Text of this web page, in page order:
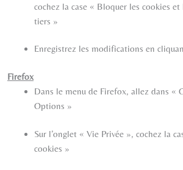
cochez la case « Bloquer les cookies
tiers »
Enregistrez les modifications en
Firefox
Dans le menu de Firefox, allez dans «
Options »
Sur l’onglet « Vie Privée », cochez la
cookies »